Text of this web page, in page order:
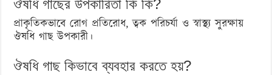
ঔষধি গাছের উপকারিতা কি কি?
প্রাকৃতিকভাবে রোগ প্রতিরোধ, ত্বক পরিচর্যা ও স্বাস্থ্য সুরক্ষায়
ঔষধি গাছ উপকারী।
ঔষধি গাছ কিভাবে ব্যবহার করতে হয়?